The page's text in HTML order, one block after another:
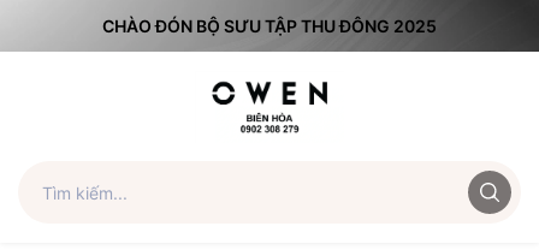
CHÀO ĐÓN BỘ SƯU TẬP THU ĐÔNG 2025